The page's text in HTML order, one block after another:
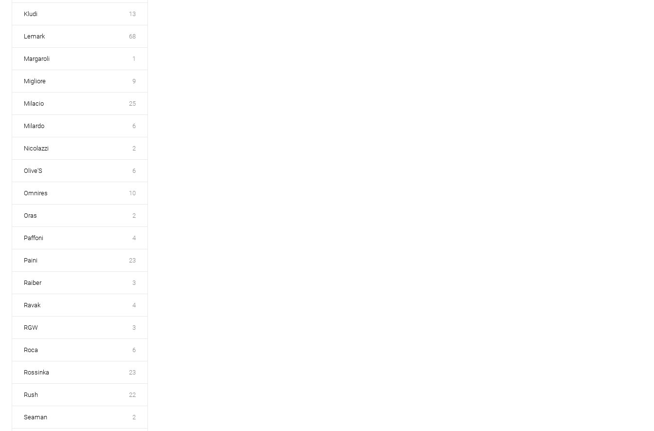
Kludi 13
Lemark 68
Margaroli 1
Migliore 9
Milacio 25
Milardo 6
Nicolazzi 2
Olive'S 6
Omnires 10
Oras 2
Paffoni 4
Paini 23
Raiber 3
Ravak 4
RGW 3
Roca 6
Rossinka 23
Rush 22
Seaman 2